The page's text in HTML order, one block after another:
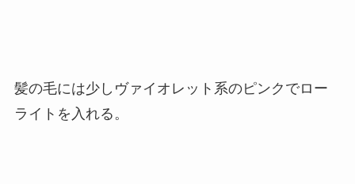
髪の毛には少しヴァイオレット系のピンクでロー
ライトを入れる。